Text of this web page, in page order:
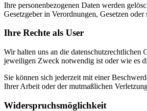
Ihre personenbezogenen Daten werden
Gesetzgeber in Verordnungen, Gesetzen
Ihre Rechte als User
Wir halten uns an die datenschutzrechtlichen
jeweiligen Zweck notwendig ist oder wie es
Sie können sich jederzeit mit einer
Ihrer Arbeit oder der mutmaßlichen
Widerspruchsmöglichkeit